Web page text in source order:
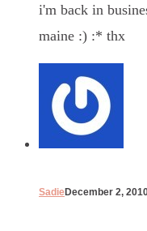
i'm back in
maine :) :* thx
SadieDecember 2,